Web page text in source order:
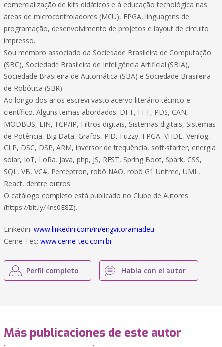
comercialização de kits didáticos e à educação tecnológica nas
áreas de microcontroladores (MCU), FPGA, linguagens de
programação, desenvolvimento de projetos e layout de circuito
impresso.
Sou membro associado da Sociedade Brasileira de Computação
(SBC), Sociedade Brasileira de Inteligência Artificial (SBIA),
Sociedade Brasileira de Automática (SBA) e Sociedade Brasileira
de Robótica (SBR).
Ao longo dos anos escrevi vasto acervo literário técnico e
científico. Alguns temas abordados: DFT, FFT, PDS, CAN,
MODBUS, LIN, TCP/IP, Filtros digitais, Sistemas digitais, Sistemas
de Potência, Big Data, Grafos, PID, Fuzzy, FPGA, VHDL, Verilog,
CLP, DSC, DSP, ARM, inversor de frequência, soft-starter, energia
solar, IoT, LoRa, Java, php, JS, REST, Spring Boot, Spark, CSS,
SQL, VB, VC#, Perceptron, robô NAO, robô G1 Unitree, UML,
React, dentre outros.
O catálogo completo está publicado no Clube de Autores
(https://bit.ly/4ns0E8Z).
Linkedin: www.linkedin.com/in/engvitoramadeu
Cerne Tec: www.cerne-tec.com.br
Perfil completo Habla con el autor
Más publicaciones de este autor